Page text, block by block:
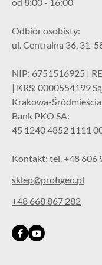
od 8:00 - 16:00
Odbiór osobisty:
ul. Centralna 36, 31-
NIP: 6751516925 |
| KRS: 0000554199
Krakowa-Śródmieścia
Bank PKO SA:
45 1240 4852 1111
Kontakt: tel. +48 606
sklep@profigeo.pl
+48 668 867 282